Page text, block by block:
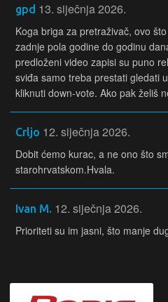
gpd 13. siječnja 2026.
Koga briga za pretraživač, ovo
zadnje pola godine do godinu
predloženi video zapisi su puno
sviđa samo treba prestati gledati
kliknuti down-vote. Ako pak želiš
Crljo 12. siječnja 2026.
Dobit ćemo kurac, a ne ono što
starohrvatskom.Hvala.
Ivan M. 12. siječnja 2026.
Prioriteti su im jasni, što manje